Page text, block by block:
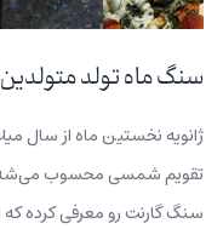
سنگ ماه تولد متولدین ۱۱ دی تا ۱۱ بهمن (ماه ژانویه)